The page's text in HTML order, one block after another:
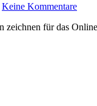
Keine Kommentare